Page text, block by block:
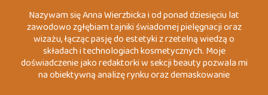
Nazywam się Anna Wierzbicka i od ponad dziesięciu lat
zawodowo zgłębiam tajniki świadomej pielęgnacji oraz
wizażu, łącząc pasję do estetyki z rzetelną wiedzą o
składach i technologiach kosmetycznych. Moje
doświadczenie jako redaktorki w sekcji beauty pozwala mi
na obiektywną analizę rynku oraz demaskowanie